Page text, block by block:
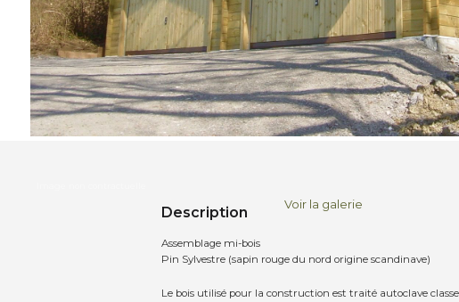
Voir la galerie
Description
Assemblage mi-bois
Pin Sylvestre (sapin rouge du nord origine scandinave)
Le bois utilisé pour la construction est traité autoclave